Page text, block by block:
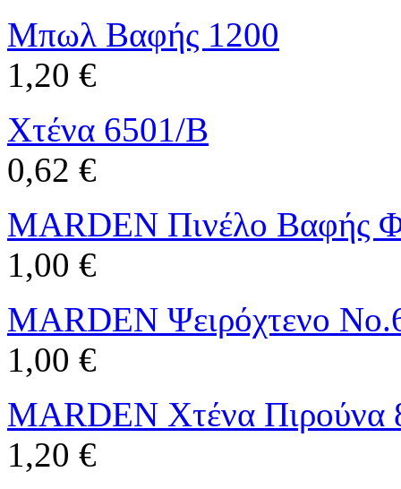
Μπωλ Βαφής 1200
1,20 €
Χτένα 6501/B
0,62 €
MARDEN Πινέλο Βαφής
1,00 €
MARDEN Ψειρόχτενο
1,00 €
MARDEN Χτένα Πιρούνα
1,20 €